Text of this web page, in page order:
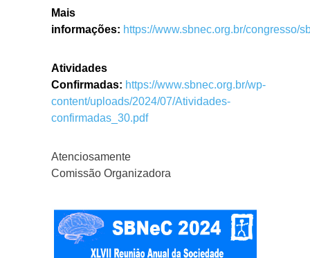
Mais
informações: https://www.sbnec.org.br/congresso/
Atividades
Confirmadas: https://www.sbnec.org.br/wp-
content/uploads/2024/07/Atividades-
confirmadas_30.pdf
Atenciosamente
Comissão Organizadora